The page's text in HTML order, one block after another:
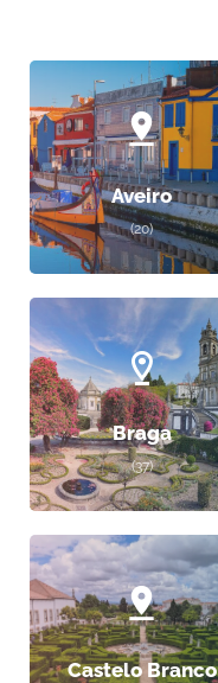
Aveiro
(20)
Braga
(37)
Castelo Branco